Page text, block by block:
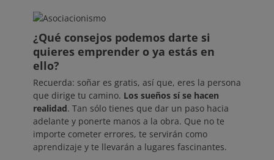
¿Qué consejos podemos darte si
quieres emprender o ya estás en
ello?
Recuerda: soñar es gratis, así que, eres la persona
que dirige tu camino. Los sueños sí se hacen
realidad. Tan sólo tienes que dar un paso hacia
adelante y ponerte manos a la obra. Que no te
importe cometer errores, te servirán como
aprendizaje y te llevarán a lugares fascinantes.